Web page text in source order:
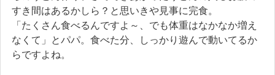
すき間はあるかしら？と思いきや見事に完食。
「たくさん食べるんですよ～、でも体重はなかなか増え
なくて」とパパ。食べた分、しっかり遊んで動いてるか
らですよね。